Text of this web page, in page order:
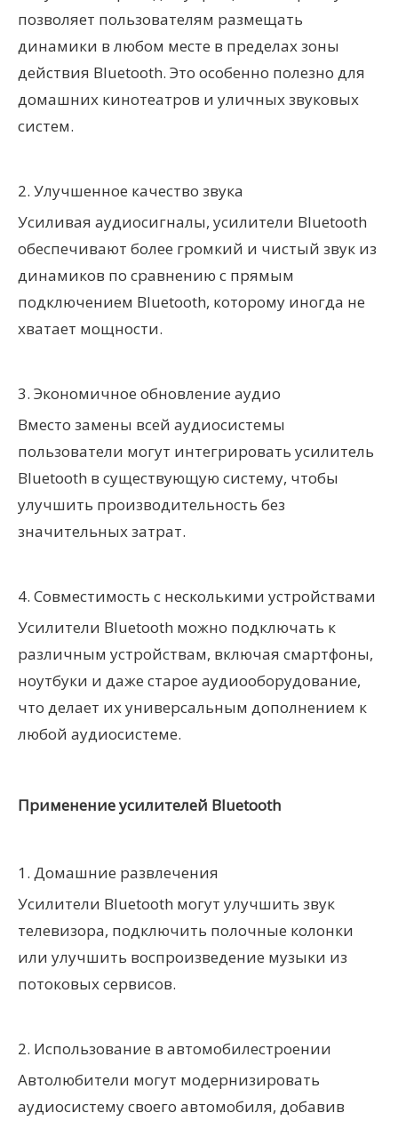
позволяет пользователям размещать
динамики в любом месте в пределах зоны
действия Bluetooth. Это особенно полезно для
домашних кинотеатров и уличных звуковых
систем.
2. Улучшенное качество звука
Усиливая аудиосигналы, усилители Bluetooth
обеспечивают более громкий и чистый звук из
динамиков по сравнению с прямым
подключением Bluetooth, которому иногда не
хватает мощности.
3. Экономичное обновление аудио
Вместо замены всей аудиосистемы
пользователи могут интегрировать усилитель
Bluetooth в существующую систему, чтобы
улучшить производительность без
значительных затрат.
4. Совместимость с несколькими устройствами
Усилители Bluetooth можно подключать к
различным устройствам, включая смартфоны,
ноутбуки и даже старое аудиооборудование,
что делает их универсальным дополнением к
любой аудиосистеме.
Применение усилителей Bluetooth
1. Домашние развлечения
Усилители Bluetooth могут улучшить звук
телевизора, подключить полочные колонки
или улучшить воспроизведение музыки из
потоковых сервисов.
2. Использование в автомобилестроении
Автолюбители могут модернизировать
аудиосистему своего автомобиля, добавив